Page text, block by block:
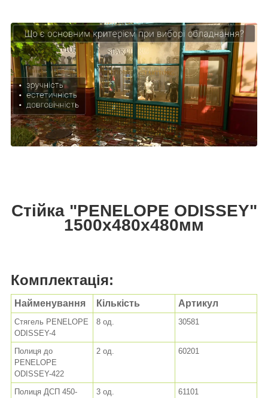
Стійка "PENELOPE ODISSEY"
1500х480х480мм
Комплектація:
Найменування Кількість Артикул
Стягель PENELOPE
ODISSEY-4
8 од. 30581
Полиця до
PENELOPE
ODISSEY-422
2 од. 60201
Полиця ДСП 450-
3 од. 61101